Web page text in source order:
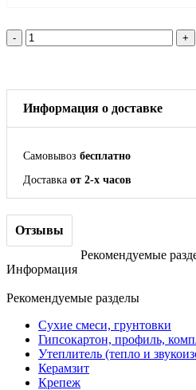
Информация о доставке
Самовывоз бесплатно
Доставка от 2-х часов
Отзывы
Рекомендуемые
Информация
Рекомендуемые разделы
Сухие смеси, грунтовки
Гипсокартон, профиль,
Утеплитель (тепло и
Керамзит
Крепеж